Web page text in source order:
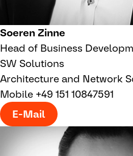
Soeren Zinne
Head of Business
SW Solutions
Architecture and Network
Mobile +49 151 10847591
E-Mail